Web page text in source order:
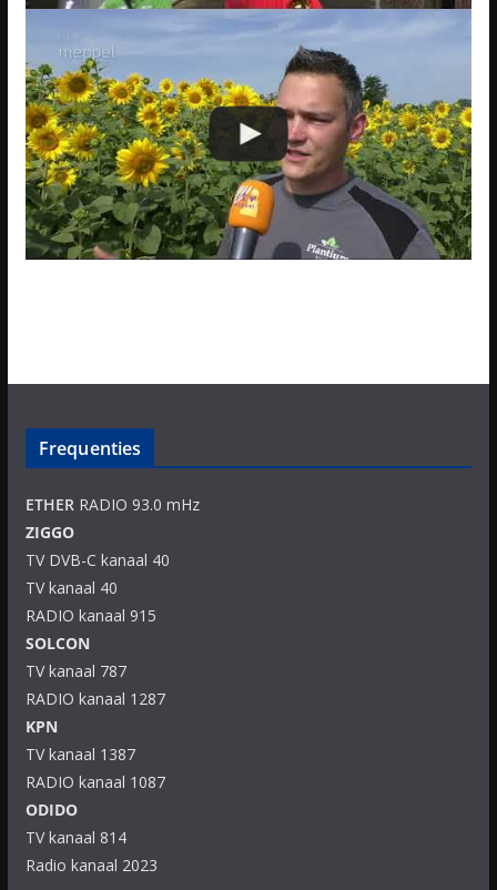
Frequenties
ETHERRADIO 93.0 mHz
ZIGGO
TV DVB-C kanaal 40
TV kanaal 40
RADIO kanaal 915
SOLCON
TV kanaal 787
RADIO kanaal 1287
KPN
TV kanaal 1387
RADIO kanaal 1087
ODIDO
TV kanaal 814
Radio kanaal 2023